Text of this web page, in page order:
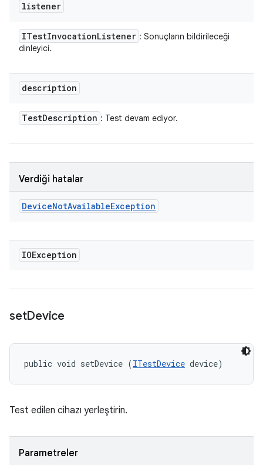
listener
ITestInvocationListener : Sonuçların bildirileceği
dinleyici.
description
TestDescription : Test devam ediyor.
Verdiği hatalar
DeviceNotAvailableException
IOException
setDevice
public void setDevice (ITestDevice device)
Test edilen cihazı yerleştirin.
Parametreler